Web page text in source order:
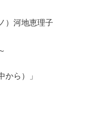
）河地恵理子
から）」